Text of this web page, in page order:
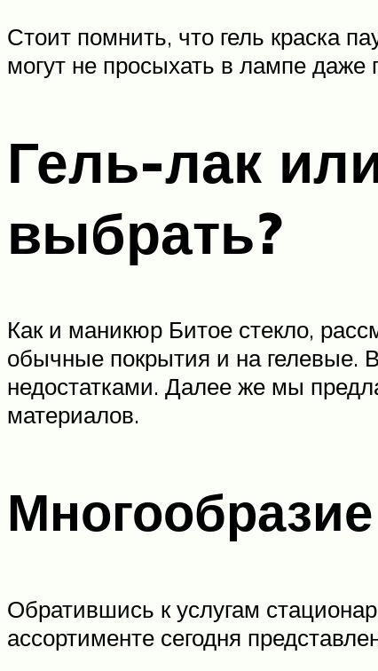
Стоит помнить, что гель краска
могут не просыхать в лампе
Гель-лак
выбрать?
Как и маникюр Битое стекло,
обычные покрытия и на гелевые.
недостатками. Далее же мы
материалов.
Обратившись к услугам
ассортименте сегодня